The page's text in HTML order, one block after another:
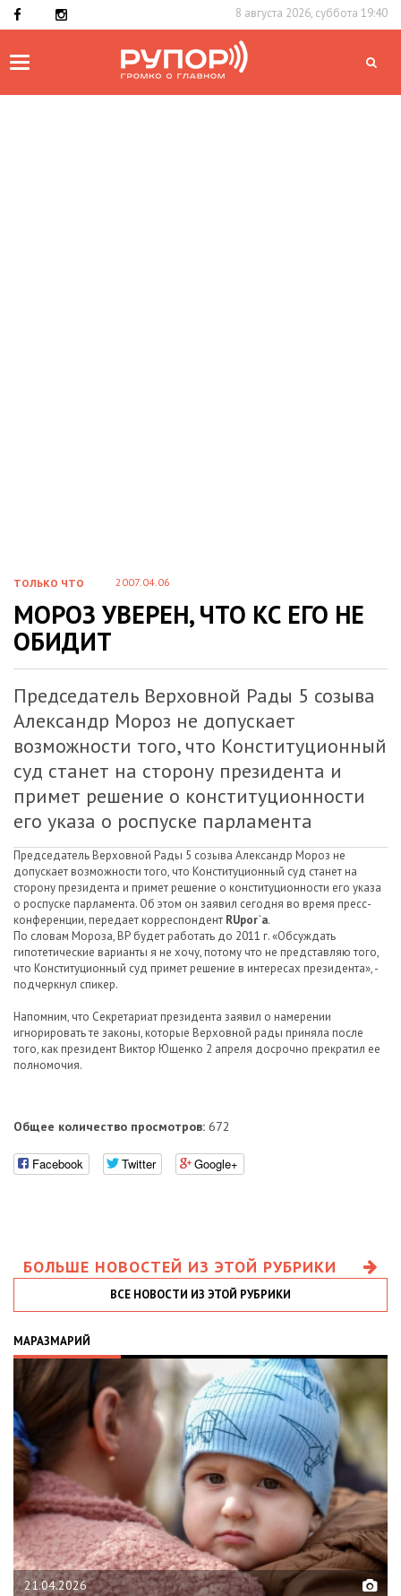
8 августа 2026, суббота 19:40
Toggle
ТОЛЬКО ЧТО 2007.04.06
МОРОЗ УВЕРЕН, ЧТО КС ЕГО НЕ
ОБИДИТ
Председатель Верховной Рады 5 созыва
Александр Мороз не допускает
возможности того, что Конституционный
суд станет на сторону президента и
примет решение о конституционности
его указа о роспуске парламента
Председатель Верховной Рады 5 созыва Александр Мороз не
допускает возможности того, что Конституционный суд станет на
сторону президента и примет решение о конституционности его указа
о роспуске парламента. Об этом он заявил сегодня во время пресс-
конференции, передает корреспондент RUpor`a.
По словам Мороза, ВР будет работать до 2011 г. «Обсуждать
гипотетические варианты я не хочу, потому что не представляю того,
что Конституционный суд примет решение в интересах президента», -
подчеркнул спикер.
Напомним, что Секретариат президента заявил о намерении
игнорировать те законы, которые Верховной рады приняла после
того, как президент Виктор Ющенко 2 апреля досрочно прекратил ее
полномочия.
Общее количество просмотров: 672
Facebook Twitter Google+
БОЛЬШЕ НОВОСТЕЙ ИЗ ЭТОЙ РУБРИКИ
ВСЕ НОВОСТИ ИЗ ЭТОЙ РУБРИКИ
МАРАЗМАРИЙ
21.04.2026